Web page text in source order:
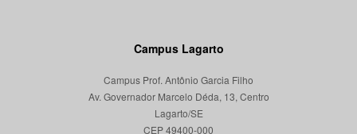
Campus Lagarto
Campus Prof. Antônio Garcia Filho
Av. Governador Marcelo Déda, 13, Centro
Lagarto/SE
CEP 49400-000